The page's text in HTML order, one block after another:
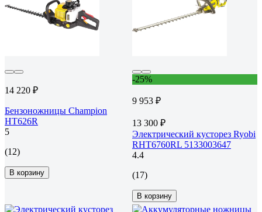
14 220 ₽
Бензоножницы Champion
HT626R
5
(12)
В корзину
-25%
9 953 ₽
13 300 ₽
Электрический кусторез Ryobi
RHT6760RL 5133003647
4.4
(17)
В корзину